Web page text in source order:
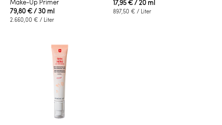
Make-Up Primer
79,80 €/ 30 ml
2.660,00 € / Liter
17,95 €/ 20 ml
897,50 € / Liter